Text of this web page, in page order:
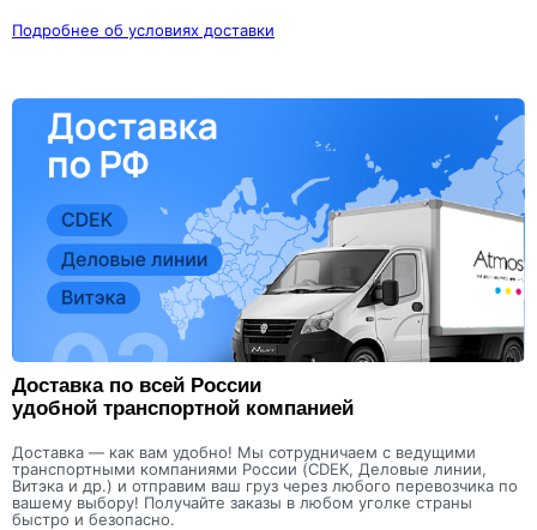
Подробнее об условиях доставки
Доставка по всей России
удобной транспортной компанией
Доставка — как вам удобно! Мы сотрудничаем с ведущими
транспортными компаниями России (CDEK, Деловые линии,
Витэка и др.) и отправим ваш груз через любого перевозчика по
вашему выбору! Получайте заказы в любом уголке страны
быстро и безопасно.